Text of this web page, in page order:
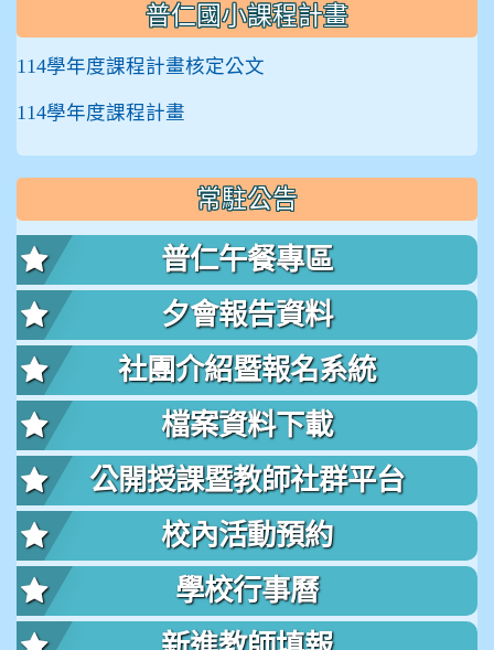
普仁國小課程計畫
114學年度課程計畫核定公文
114學年度課程計畫
常駐公告
普仁午餐專區
夕會報告資料
社團介紹暨報名系統
檔案資料下載
公開授課暨教師社群平台
校內活動預約
學校行事曆